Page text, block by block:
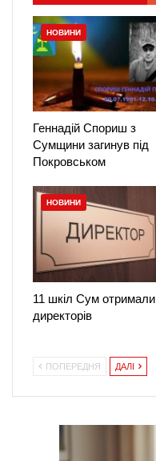
НОВИНИ
Геннадій Спориш з
Сумщини загинув під
Покровськом
НОВИНИ
11 шкіл Сум отримали
директорів
ПОПЕРЕДНЯ ДАЛІ